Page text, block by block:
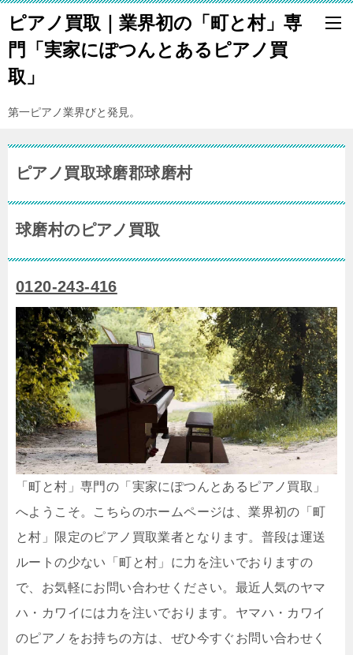
ピアノ買取｜業界初の「町と村」専
門「実家にぽつんとあるピアノ買
取」
第一ピアノ業界びと発見。
ピアノ買取球磨郡球磨村
球磨村のピアノ買取
0120-243-416
「町と村」専門の「実家にぽつんとあるピアノ買取」
へようこそ。こちらのホームページは、業界初の「町
と村」限定のピアノ買取業者となります。普段は運送
ルートの少ない「町と村」に力を注いでおりますの
で、お気軽にお問い合わせください。最近人気のヤマ
ハ・カワイには力を注いでおります。ヤマハ・カワイ
のピアノをお持ちの方は、ぜひ今すぐお問い合わせく